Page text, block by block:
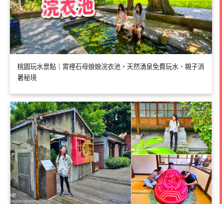
桃園玩水景點｜霄裡石母娘娘浣衣池，天然湧泉免費玩水、親子消
暑秘境